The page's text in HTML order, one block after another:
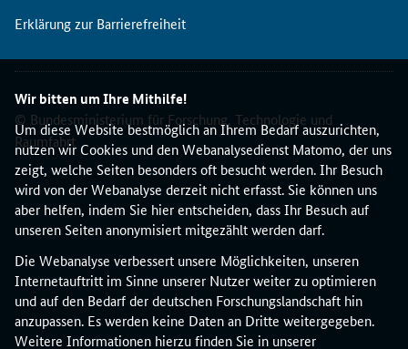
Wir bitten um Ihre Mithilfe!
Um diese Website bestmöglich an Ihrem Bedarf auszurichten,
nutzen wir Cookies und den Webanalysedienst Matomo, der uns
zeigt, welche Seiten besonders oft besucht werden. Ihr Besuch
wird von der Webanalyse derzeit nicht erfasst. Sie können uns
aber helfen, indem Sie hier entscheiden, dass Ihr Besuch auf
unseren Seiten anonymisiert mitgezählt werden darf.
Die Webanalyse verbessert unsere Möglichkeiten, unseren
Internetauftritt im Sinne unserer Nutzer weiter zu optimieren
und auf den Bedarf der deutschen Forschungslandschaft hin
anzupassen. Es werden keine Daten an Dritte weitergegeben.
Weitere Informationen hierzu finden Sie in unserer
Erklärung zur Barrierefreiheit
© Bundesministerium für Forschung, Technologie und
Raumfahrt